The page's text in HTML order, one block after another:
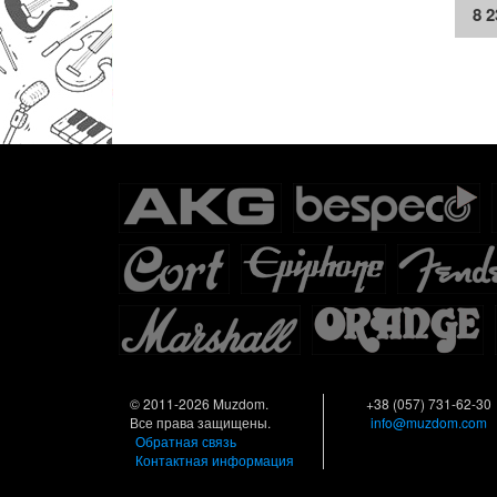
8
© 2011-2026 Muzdom.
Все права защищены.
Обратная связь
Контактная информация
+38 (057) 731-62-30
info@muzdom.com